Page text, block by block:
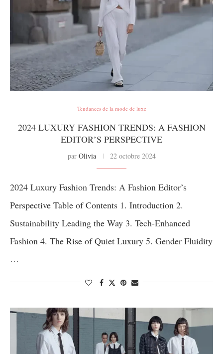
Tendances de la mode de luxe
2024 LUXURY FASHION TRENDS: A FASHION
EDITOR’S PERSPECTIVE
par Olivia 22 octobre 2024
2024 Luxury Fashion Trends: A Fashion Editor’s
Perspective Table of Contents 1. Introduction 2.
Sustainability Leading the Way 3. Tech-Enhanced
Fashion 4. The Rise of Quiet Luxury 5. Gender Fluidity
…